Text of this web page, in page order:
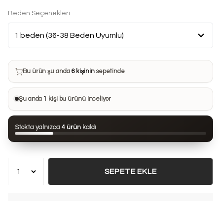
Beden Seçenekleri
Bu ürün son 7 günde13 kezsatın alındı
Bu ürün şu anda 6 kişininsepetinde
Bu ürünü 21 kişi favorilerine ekledi
Bu ürün son 24 saatte54 kezgörüntülendi
Şu anda 1 kişi bu ürünü inceliyor
Stokta yalnızca 4 ürün kaldı
SEPETE EKLE